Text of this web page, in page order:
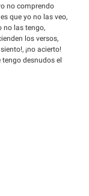
no comprendo
que yo no las veo,
no las tengo,
los versos,
¡no acierto!
desnudos el